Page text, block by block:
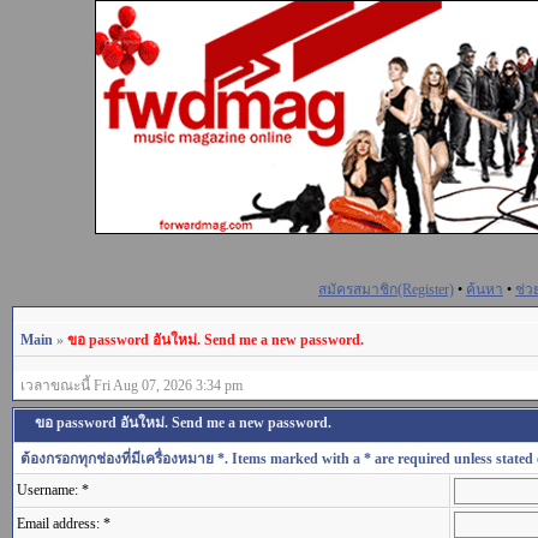
สมัครสมาชิก(Register) • ค้นหา • ช่ว
Main » ขอ password อันใหม่. Send me a new password.
เวลาขณะนี้ Fri Aug 07, 2026 3:34 pm
ขอ password อันใหม่. Send me a new password.
ต้องกรอกทุกช่องที่มีเครื่องหมาย *. Items marked with a * are required unless stated
Username: *
Email address: *